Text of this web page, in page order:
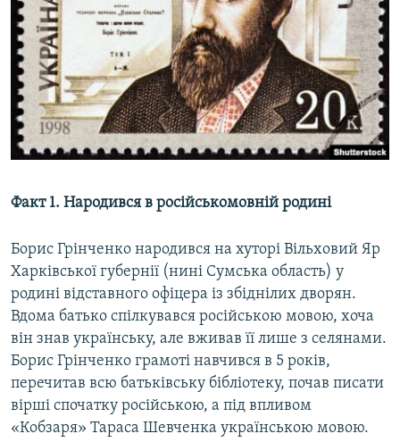
Факт 1. Народився в російськомовній родині
Борис Грінченко народився на хуторі Вільховий Яр
Харківської губернії (нині Сумська область) у
родині відставного офіцера із збіднілих дворян.
Вдома батько спілкувався російською мовою, хоча
він знав українську, але вживав її лише з селянами.
Борис Грінченко грамоті навчився в 5 років,
перечитав всю батьківську бібліотеку, почав писати
вірші спочатку російською, а під впливом
«Кобзаря» Тараса Шевченка українською мовою.